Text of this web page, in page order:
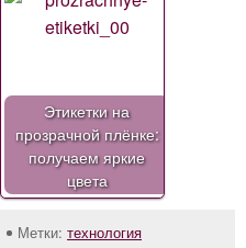
Этикетки на
прозрачной плёнке:
получаем яркие
цвета
Метки: технология